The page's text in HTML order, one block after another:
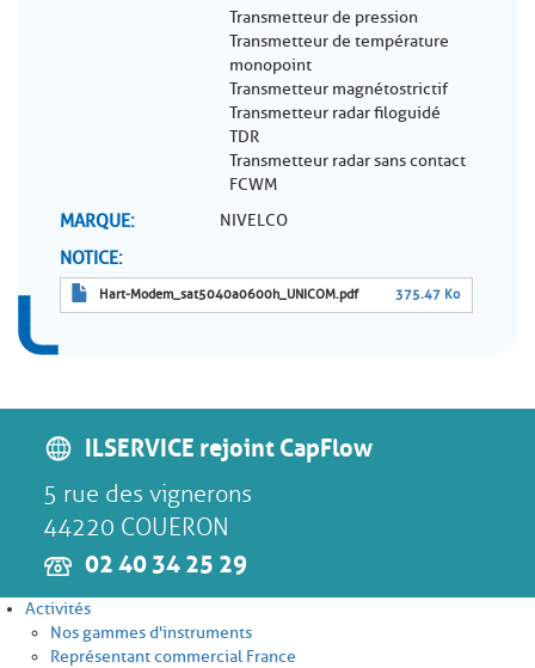
Transmetteur de pression
Transmetteur de température
monopoint
Transmetteur magnétostrictif
Transmetteur radar filoguidé
TDR
Transmetteur radar sans contact
FCWM
MARQUE NIVELCO
NOTICE
Hart-Modem_sat5040a0600h_UNICOM.pdf 375.47 Ko
ILSERVICE rejoint CapFlow
5 rue des vignerons
44220 COUERON
02 40 34 25 29
Activités
Nos gammes d'instruments
Représentant commercial France